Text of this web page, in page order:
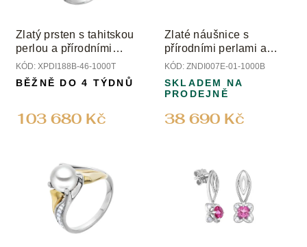
o
d
u
k
ů
Zlatý prsten s tahitskou
perlou a přírodními
diamanty
KÓD: XPDI188B-46-1000T
103 680 Kč
BĚŽNĚ DO 4 TÝDNŮ
Zlaté náušnice s
přírodními perlami a
diamanty
KÓD: ZNDI007E-01-1000B
38 690 Kč
SKLADEM NA
PRODEJNĚ